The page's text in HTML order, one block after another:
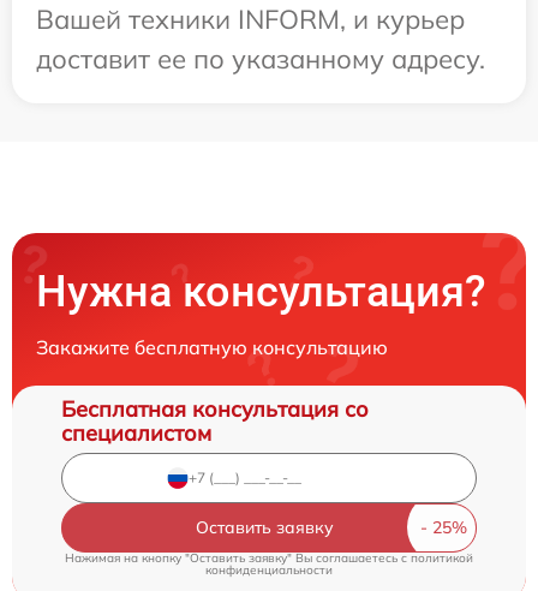
Вашей техники INFORM, и курьер
доставит ее по указанному адресу.
Нужна консультация?
Закажите бесплатную консультацию
Бесплатная консультация со
специалистом
Оставить заявку
Нажимая на кнопку "Оставить заявку" Вы соглашаетесь cполитикой
конфиденциальности